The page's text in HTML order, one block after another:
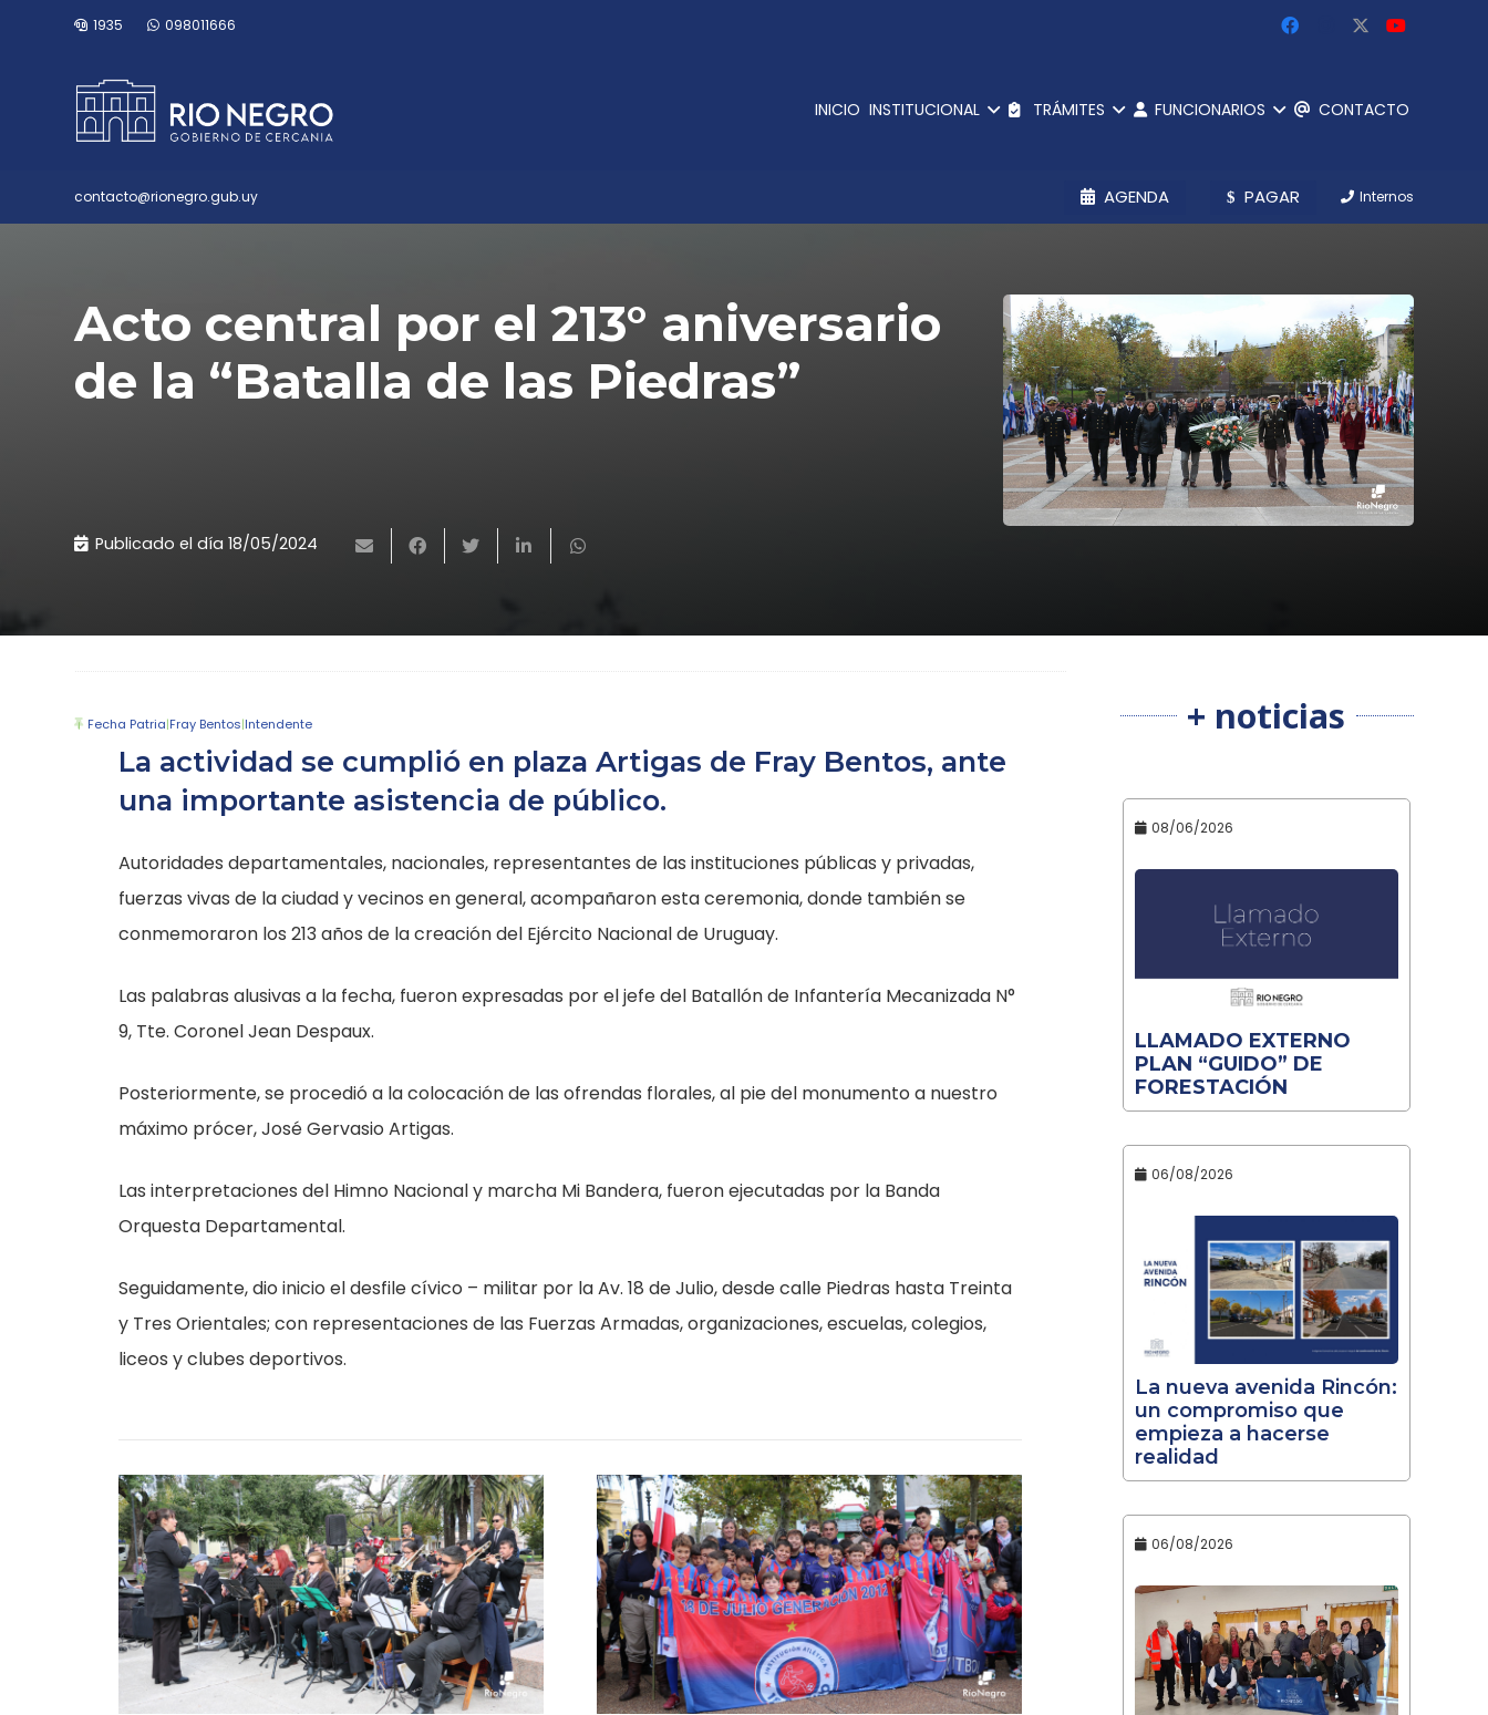
1935 098011666
INICIO INSTITUCIONAL TRÁMITES FUNCIONARIOS CONTACTO
contacto@rionegro.gub.uy AGENDA PAGAR Internos
Acto central por el 213° aniversario
de la “Batalla de las Piedras”
Publicado el día 18/05/2024
Fecha Patria|Fray Bentos|Intendente
La actividad se cumplió en plaza Artigas de Fray Bentos, ante
una importante asistencia de público.
Autoridades departamentales, nacionales, representantes de las instituciones públicas y privadas,
fuerzas vivas de la ciudad y vecinos en general, acompañaron esta ceremonia, donde también se
conmemoraron los 213 años de la creación del Ejército Nacional de Uruguay.
Las palabras alusivas a la fecha, fueron expresadas por el jefe del Batallón de Infantería Mecanizada N°
9, Tte. Coronel Jean Despaux.
Posteriormente, se procedió a la colocación de las ofrendas florales, al pie del monumento a nuestro
máximo prócer, José Gervasio Artigas.
Las interpretaciones del Himno Nacional y marcha Mi Bandera, fueron ejecutadas por la Banda
Orquesta Departamental.
Seguidamente, dio inicio el desfile cívico – militar por la Av. 18 de Julio, desde calle Piedras hasta Treinta
y Tres Orientales; con representaciones de las Fuerzas Armadas, organizaciones, escuelas, colegios,
liceos y clubes deportivos.
+ noticias
08/06/2026
LLAMADO EXTERNO
PLAN “GUIDO” DE
FORESTACIÓN
06/08/2026
La nueva avenida Rincón:
un compromiso que
empieza a hacerse
realidad
06/08/2026